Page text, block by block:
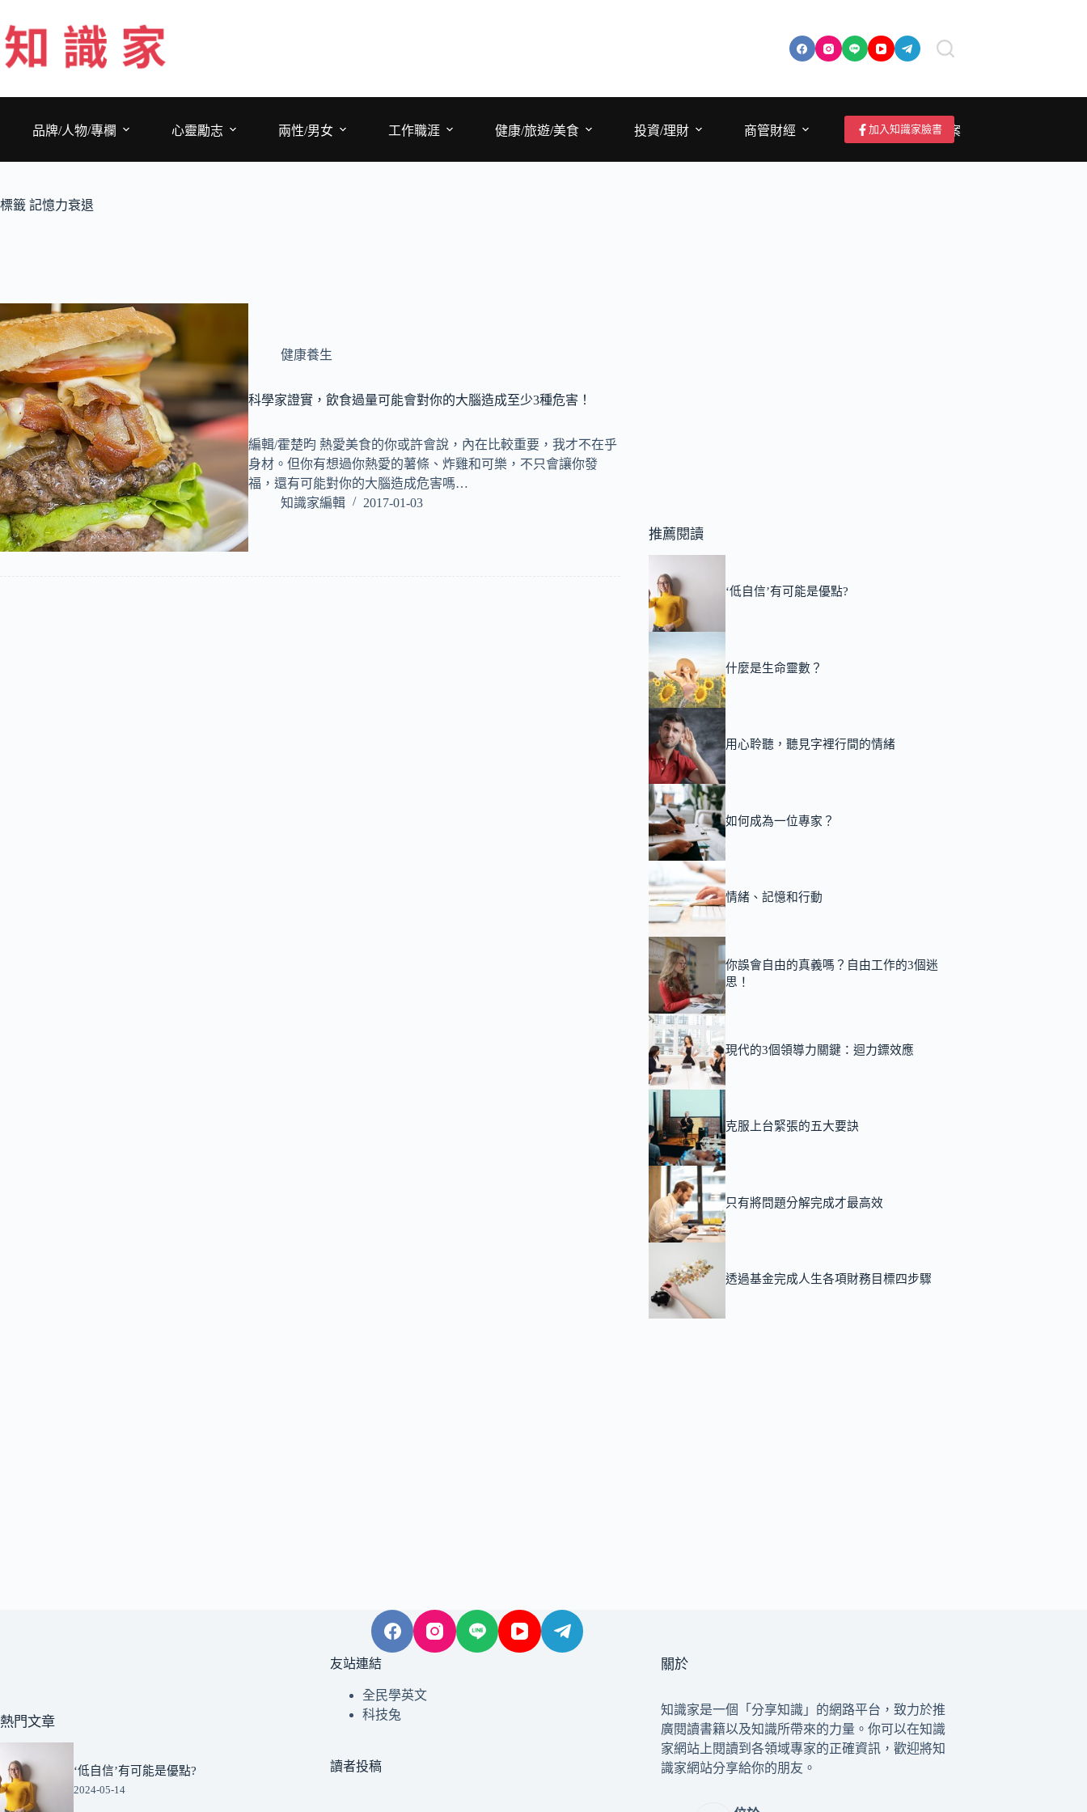
至
主
要
品牌/人物/專欄
心靈勵志 兩性/男女 工作職涯 健康/旅遊/美食 投資/理財 商管財經 成為作者/投稿/提案
加入知識家臉書
標籤 記憶力衰退
健康養生
科學家證實，飲食過量可能會對你的大腦造成至少3種危害！
編輯/霍楚昀 熱愛美食的你或許會說，內在比較重要，我才不在乎
身材。但你有想過你熱愛的薯條、炸雞和可樂，不只會讓你發
福，還有可能對你的大腦造成危害嗎…
知識家編輯
2017-01-03
推薦閱讀
‘低自信’有可能是優點?
什麼是生命靈數？
用心聆聽，聽見字裡行間的情緒
如何成為一位專家？
情緒、記憶和行動
你誤會自由的真義嗎？自由工作的3個迷
思！
現代的3個領導力關鍵：迴力鏢效應
克服上台緊張的五大要訣
只有將問題分解完成才最高效
透過基金完成人生各項財務目標四步驟
熱門文章
‘低自信’有可能是優點?
2024-05-14
友站連結
全民學英文
科技兔
讀者投稿
關於
知識家是一個「分享知識」的網路平台，致力於推
廣閱讀書籍以及知識所帶來的力量。你可以在知識
家網站上閱讀到各領域專家的正確資訊，歡迎將知
識家網站分享給你的朋友。